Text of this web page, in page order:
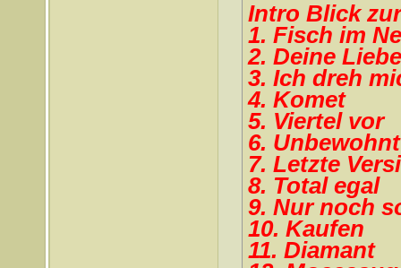
Intro Blick
1. Fisch im
2. Deine
3. Ich dreh
4. Komet
5. Viertel vor
6. Unbewohnt
7. Letzte
8. Total egal
9. Nur noch
10. Kaufen
11. Diamant